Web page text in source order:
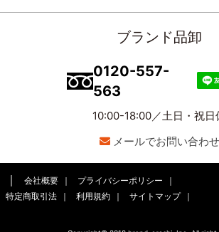
ブランド品卸
0120-557-
563
10:00-18:00／土日・祝日
メールでお問い合わせ
会社概要
プライバシーポリシー
特定商取引法
利用規約 サイトマップ